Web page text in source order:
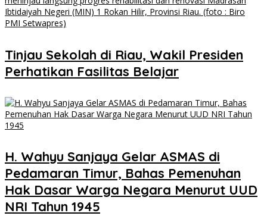
Tinjau Sekolah di Riau, Wakil Presiden
Perhatikan Fasilitas Belajar
H. Wahyu Sanjaya Gelar ASMAS di
Pedamaran Timur, Bahas Pemenuhan
Hak Dasar Warga Negara Menurut UUD
NRI Tahun 1945